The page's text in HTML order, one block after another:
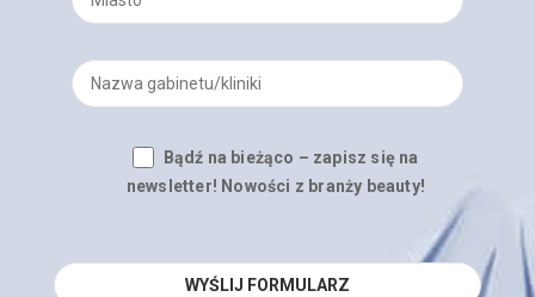
Bądź na bieżąco – zapisz się na
newsletter! Nowości z branży beauty!